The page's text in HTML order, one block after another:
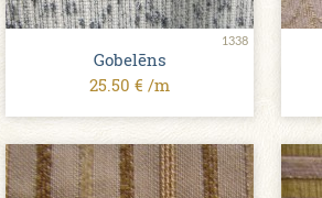
1338
Gobelēns
25.50 € /m